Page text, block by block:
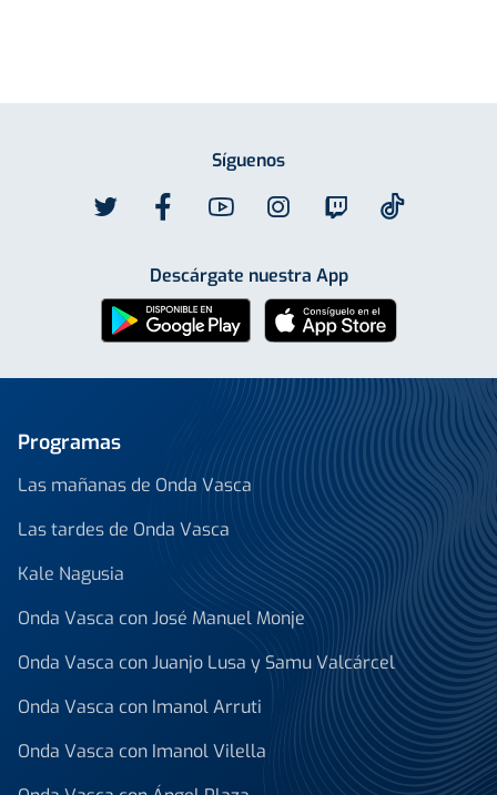
Síguenos
Descárgate nuestra App
Programas
Las mañanas de Onda Vasca
Las tardes de Onda Vasca
Kale Nagusia
Onda Vasca con José Manuel Monje
Onda Vasca con Juanjo Lusa y Samu Valcárcel
Onda Vasca con Imanol Arruti
Onda Vasca con Imanol Vilella